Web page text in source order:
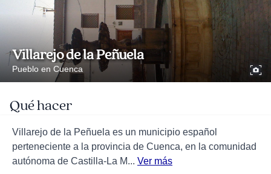
Villarejo de la Peñuela
Pueblo en Cuenca
Qué hacer
Villarejo de la Peñuela es un municipio español
perteneciente a la provincia de Cuenca, en la comunidad
autónoma de Castilla-La M... Ver más